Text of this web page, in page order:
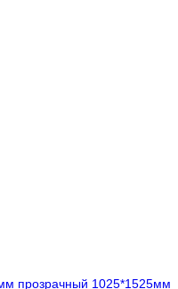
прозрачный 1025*1525мм